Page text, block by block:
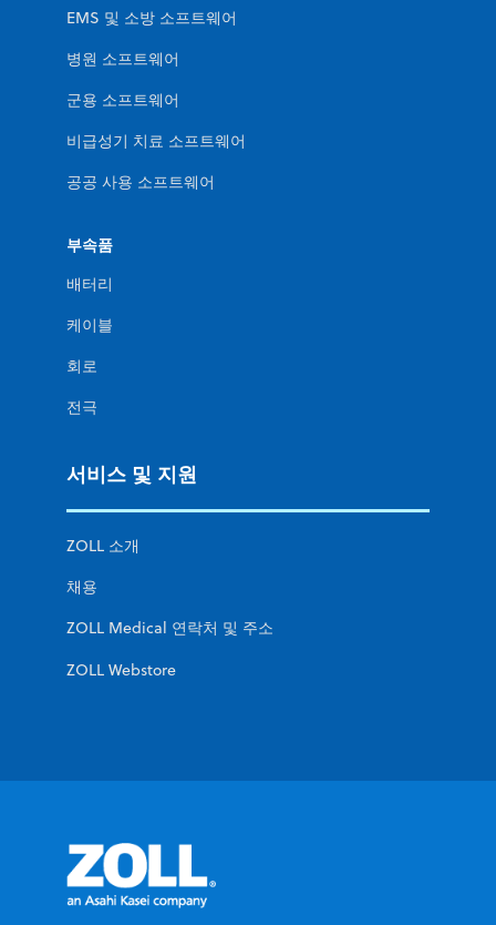
EMS 및 소방 소프트웨어
병원 소프트웨어
군용 소프트웨어
비급성기 치료 소프트웨어
공공 사용 소프트웨어
부속품
배터리
케이블
회로
전극
서비스 및 지원
ZOLL 소개
채용
ZOLL Medical 연락처 및 주소
ZOLL Webstore